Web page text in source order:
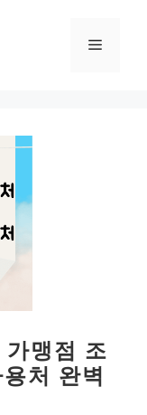
메
맹점 조
처 완벽